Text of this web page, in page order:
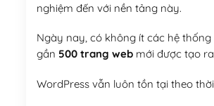
nghiệm đến với nền tảng này.
Ngày nay, có không ít các hệ
gần 500 trang webmới được tạo
WordPress vẫn luôn tồn tại theo